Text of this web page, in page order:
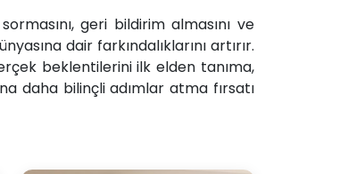
geri bildirim almasını ve
dair farkındalıklarını artırır.
beklentilerini ilk elden tanıma,
daha bilinçli adımlar atma fırsatı